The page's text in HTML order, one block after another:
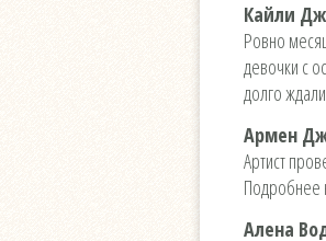
Кайли
Ровно
девочки с
долго
Армен
Артист
Подробнее
Алена